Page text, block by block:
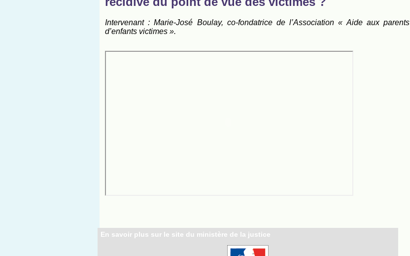
Intervenant : Marie-José Boulay, co-fondatrice de l’Association « Aide aux parents
d’enfants victimes ».
En savoir plus sur le site du ministère de la justice